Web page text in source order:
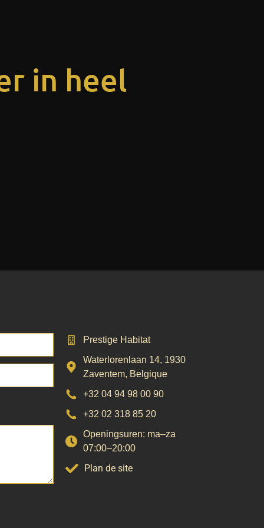
in heel
Prestige Habitat
Waterlorenlaan 14, 1930
Zaventem, Belgique
+32 04 94 98 00 90
+32 02 318 85 20
Openingsuren: ma–za
07:00–20:00
Plan de site